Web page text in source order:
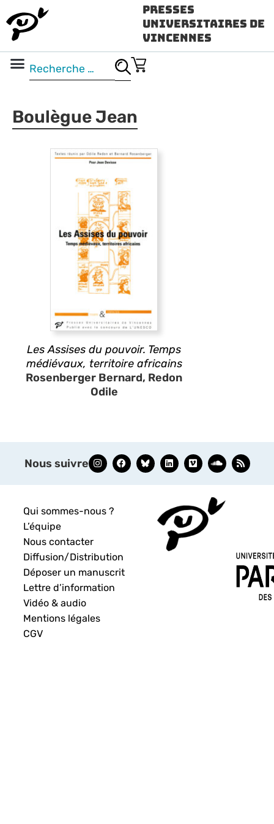
Presses
Universitaires de
Vincennes
Boulègue Jean
Les Assises du pouvoir. Temps
médiévaux, territoire africains
Rosenberger Bernard, Redon
Odile
Nous suivre
Qui sommes-nous ?
L’équipe
Nous contacter
Diffusion/Distribution
Déposer un manuscrit
Lettre d’information
Vidéo & audio
Mentions légales
CGV